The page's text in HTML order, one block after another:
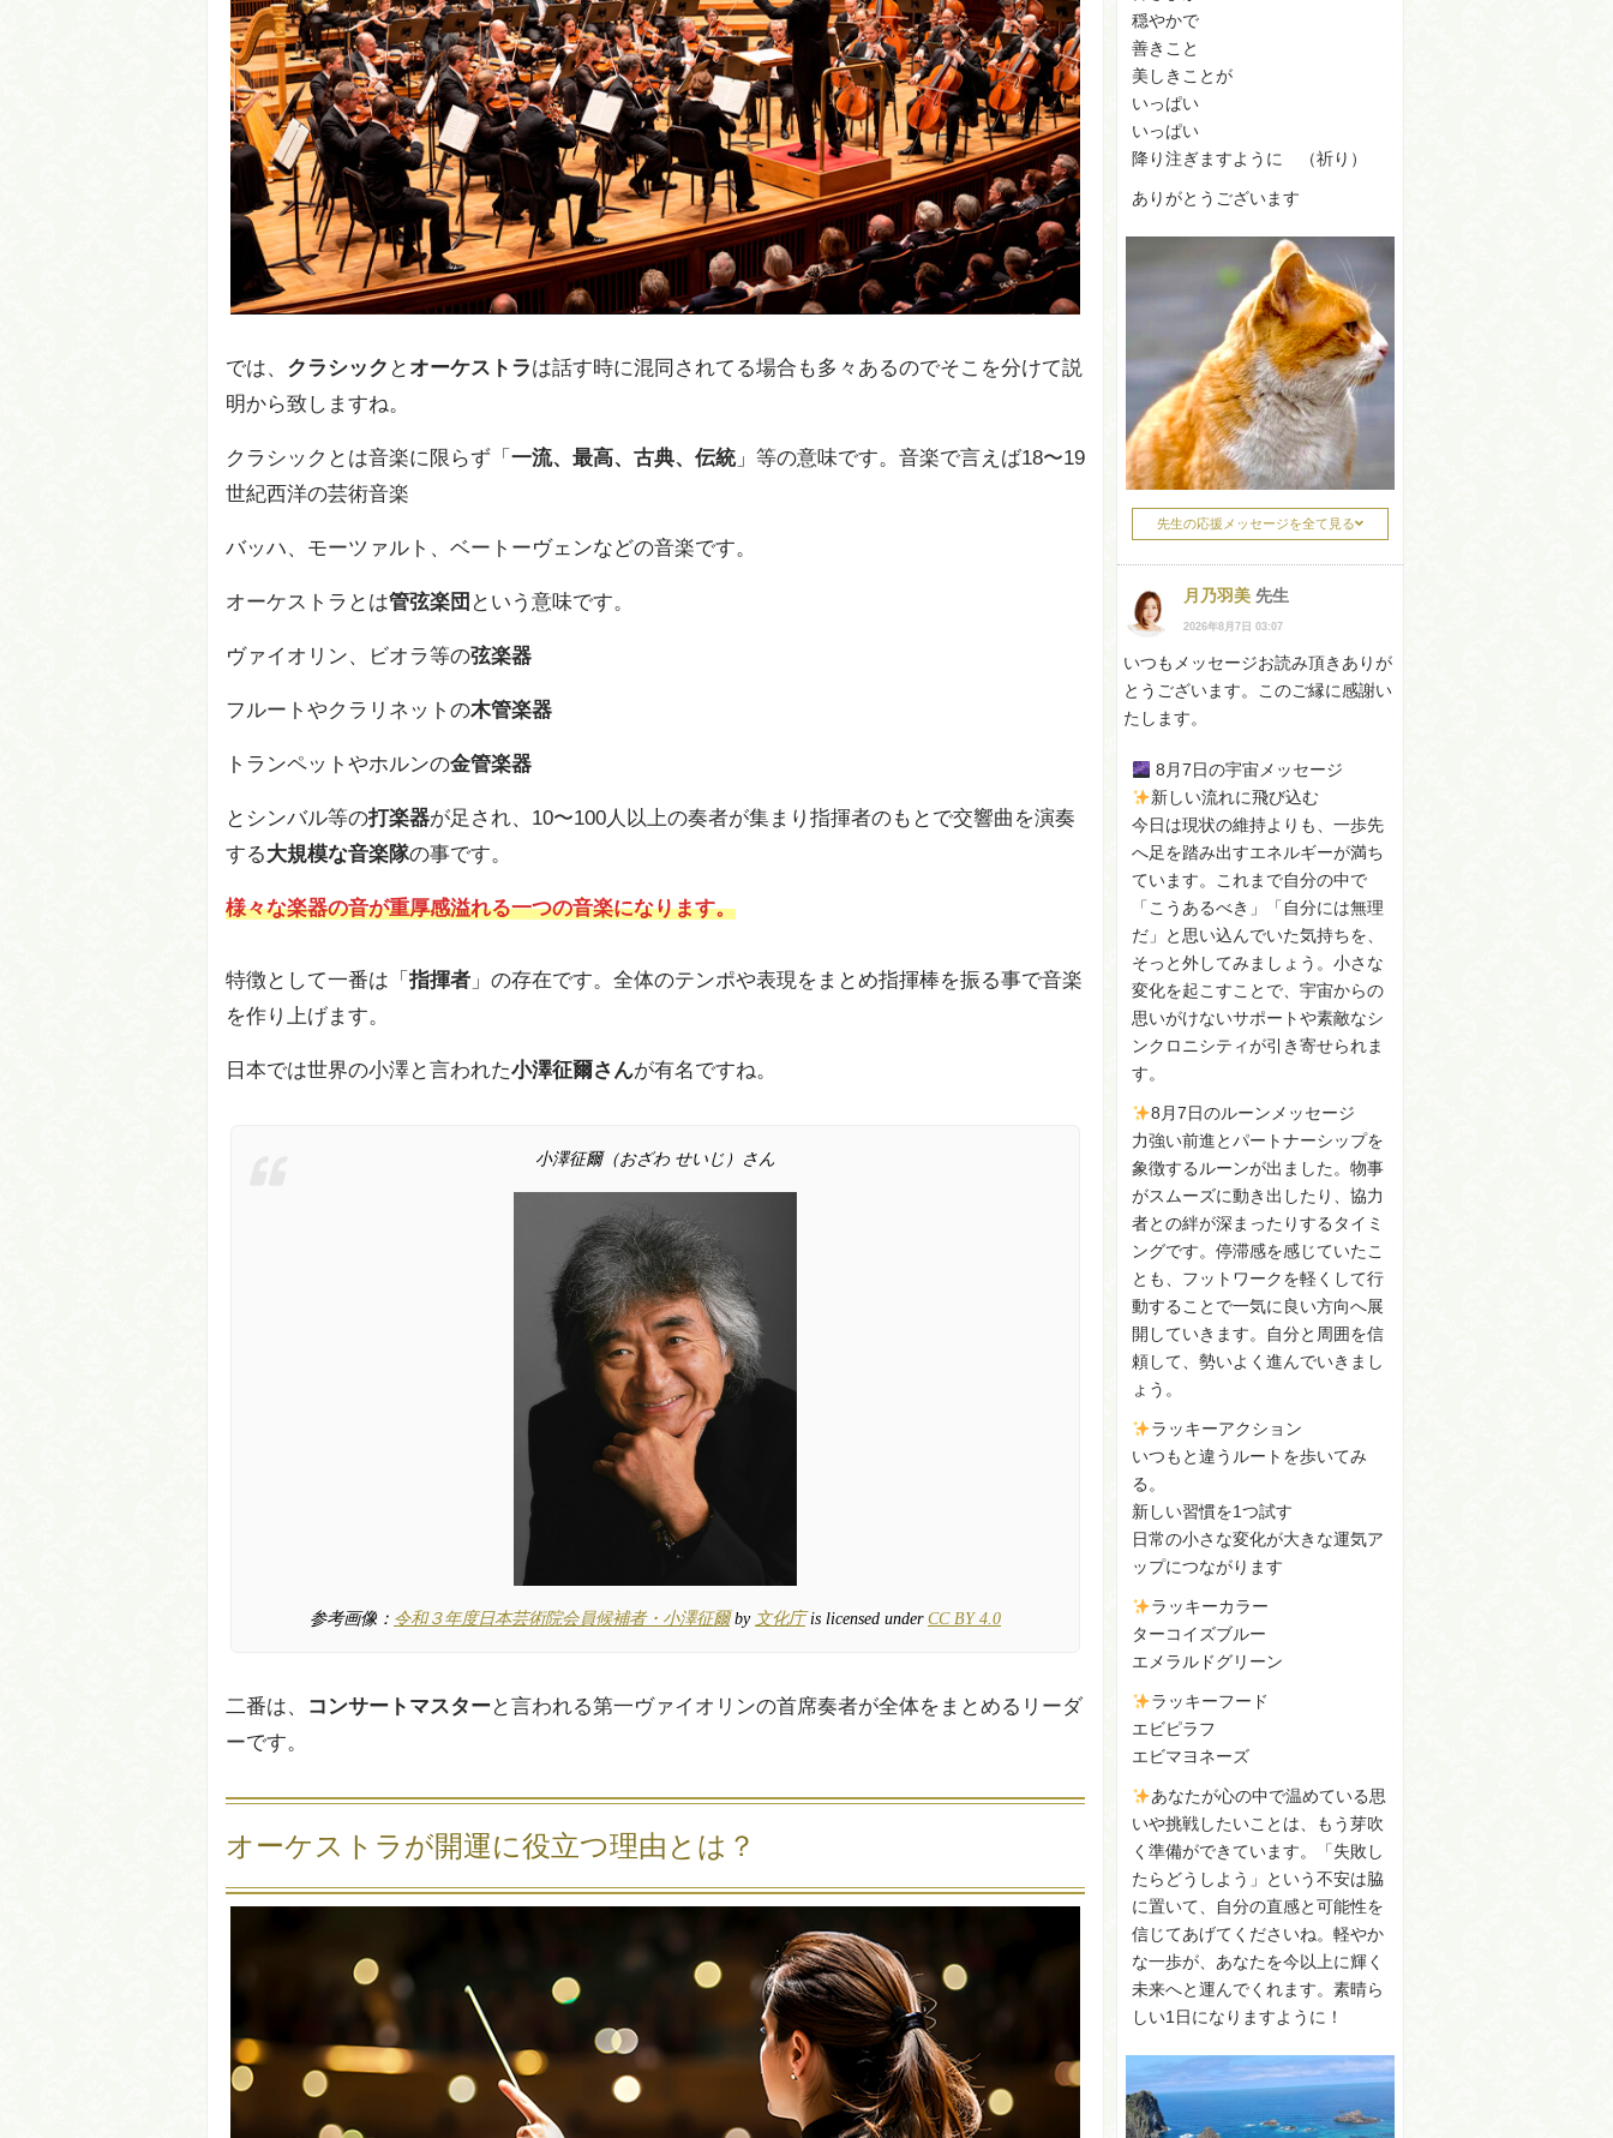
では、 クラシック と オーケストラは話す時に混同されてる場合も多々あるのでそこを分けて説
明から致しますね。
クラシックとは音楽に限らず「 一流、最高、古典、伝統」等の意味です。音楽で言えば18〜19
世紀西洋の芸術音楽
バッハ、モーツァルト、ベートーヴェンなどの音楽です。
オーケストラとは管弦楽団 という意味です。
ヴァイオリン、ビオラ等の弦楽器
フルートやクラリネットの木管楽器
トランペットやホルンの金管楽器
とシンバル等の打楽器が足され、10〜100人以上の奏者が集まり指揮者のもとで交響曲を演奏
する大規模な音楽隊の事です。
様々な楽器の音が重厚感溢れる一つの音楽になります。
特徴として一番は「 指揮者 」の存在です。全体のテンポや表現をまとめ指揮棒を振る事で音楽
を作り上げます。
日本では世界の小澤と言われた小澤征爾さんが有名ですね。
小澤征爾（おざわ せいじ）さん
参考画像： 令和３年度日本芸術院会員候補者・小澤征爾by 文化庁is licensed underCC BY 4.0
二番は、 コンサートマスターと言われる第一ヴァイオリンの首席奏者が全体をまとめるリーダ
ーです。
オーケストラが開運に役立つ理由とは？
穏やかで
善きこと
美しきことが
いっぱい
いっぱい
降り注ぎますように （祈り）
ありがとうございます
先生の応援メッセージを全て見る
月乃羽美 先生
2026年8月7日 03:07
いつもメッセージお読み頂きありが
とうございます。このご縁に感謝い
たします。
8月7日の宇宙メッセージ
新しい流れに飛び込む
今日は現状の維持よりも、一歩先
へ足を踏み出すエネルギーが満ち
ています。これまで自分の中で
「こうあるべき」「自分には無理
だ」と思い込んでいた気持ちを、
そっと外してみましょう。小さな
変化を起こすことで、宇宙からの
思いがけないサポートや素敵なシ
ンクロニシティが引き寄せられま
す。
8月7日のルーンメッセージ
力強い前進とパートナーシップを
象徴するルーンが出ました。物事
がスムーズに動き出したり、協力
者との絆が深まったりするタイミ
ングです。停滞感を感じていたこ
とも、フットワークを軽くして行
動することで一気に良い方向へ展
開していきます。自分と周囲を信
頼して、勢いよく進んでいきまし
ょう。
ラッキーアクション
いつもと違うルートを歩いてみ
る。
新しい習慣を1つ試す
日常の小さな変化が大きな運気ア
ップにつながります
ラッキーカラー
ターコイズブルー
エメラルドグリーン
ラッキーフード
エビピラフ
エビマヨネーズ
あなたが心の中で温めている思
いや挑戦したいことは、もう芽吹
く準備ができています。「失敗し
たらどうしよう」という不安は脇
に置いて、自分の直感と可能性を
信じてあげてくださいね。軽やか
な一歩が、あなたを今以上に輝く
未来へと運んでくれます。素晴ら
しい1日になりますように！